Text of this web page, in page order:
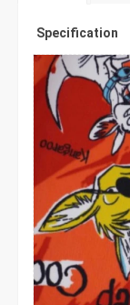
Specification